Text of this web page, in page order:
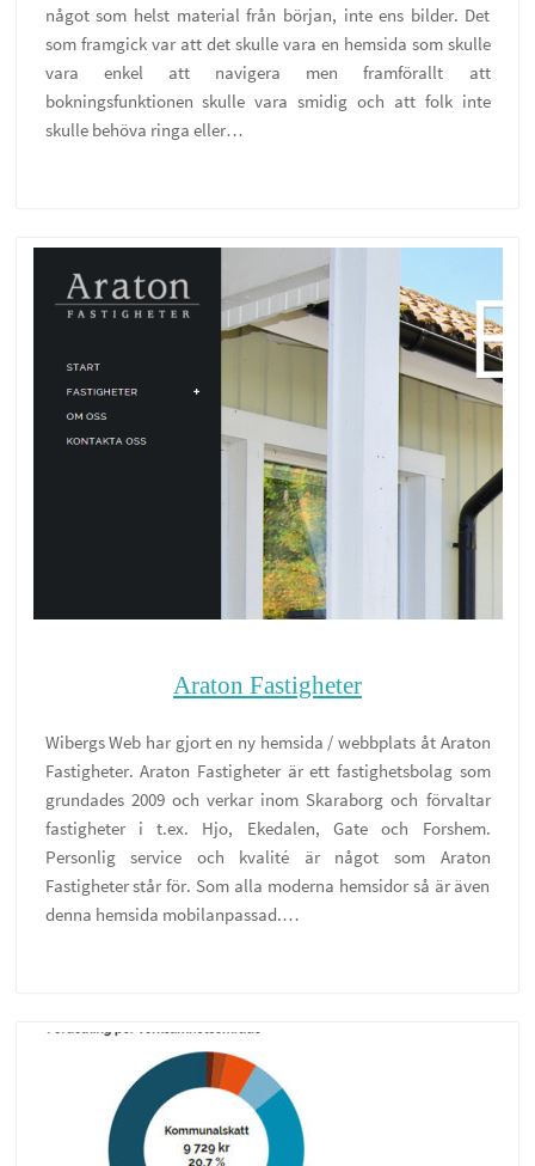
något som helst material från början, inte ens bilder. Det
som framgick var att det skulle vara en hemsida som skulle
vara enkel att navigera men framförallt att
bokningsfunktionen skulle vara smidig och att folk inte
skulle behöva ringa eller…
Araton Fastigheter
Wibergs Web har gjort en ny hemsida / webbplats åt Araton
Fastigheter. Araton Fastigheter är ett fastighetsbolag som
grundades 2009 och verkar inom Skaraborg och förvaltar
fastigheter i t.ex. Hjo, Ekedalen, Gate och Forshem.
Personlig service och kvalité är något som Araton
Fastigheter står för. Som alla moderna hemsidor så är även
denna hemsida mobilanpassad.…